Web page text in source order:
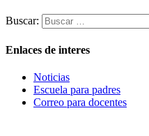
Buscar:
Enlaces de interes
Noticias
Escuela para padres
Correo para docentes